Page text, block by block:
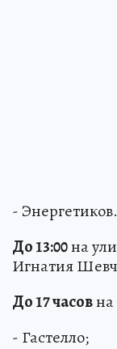
- Энергетиков.
До 13:00на
Игнатия
До 17 часовна
- Гастелло;